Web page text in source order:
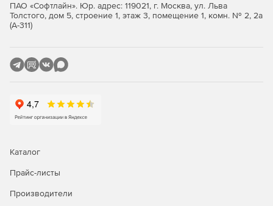
Device Guard представляет собой сочетание аппаратных
и программных механизмов безопасности, которые
контроль над ядром Windows, вероятность того, что он
сможете запустить исполняемый код, значительно
средства безопасности на основе виртуализации (VBS) в
Windows 10 Корпоративная, чтобы изолировать службу
целостности кода от самого ядра Windows. При
низкоуровневая оболочка позволяет предотвратить
ПАО «Софтлайн». Юр. адрес: 119021, г. Москва, ул. Льва
Толстого, дом 5, строение 1, этаж 3, помещение 1, комн. № 2, 2а
(А-311)
Каталог
Прайс-листы
Производители